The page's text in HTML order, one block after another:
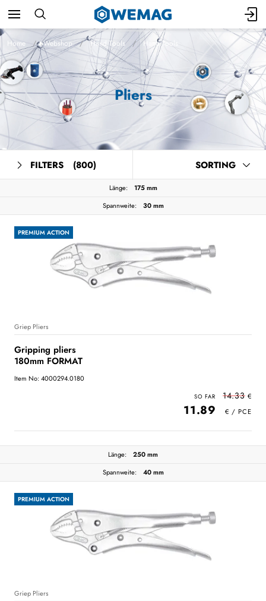
Home Webshop Hand Tools Hand Tools
Pliers
FILTERS (800) SORTING
Länge:
175 mm
Spannweite:
30 mm
PREMIUM ACTION
Griep Pliers
Gripping pliers
180mm FORMAT
Item No: 4000294.0180
14.33
11.89
Länge:
250 mm
Spannweite:
40 mm
PREMIUM ACTION
Griep Pliers